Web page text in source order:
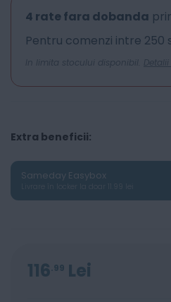
4 rate fara dobanda
Pentru comenzi intre 250
In limita stocului disponibil.
Extra beneficii:
Sameday Easybox
116 99 Lei